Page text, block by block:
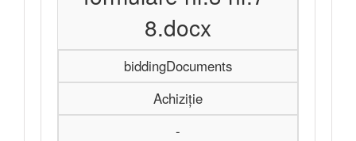
8.docx
biddingDocuments
Achiziție
-